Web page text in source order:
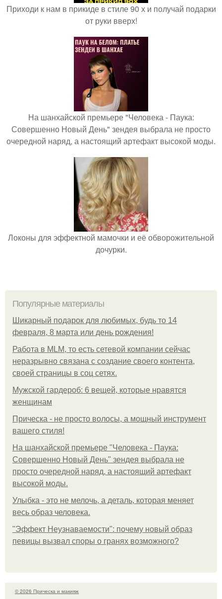
Приходи к нам в прикиде в стиле 90 х и получай подарки
от руки вверх!
На шанхайской премьере "Человека - Паука:
Совершенно Новый День" зендея выбрала не просто
очередной наряд, а настоящий артефакт высокой моды.
Локоны для эффектной мамочки и её обворожительной
дочурки.
Популярные материалы
Шикарный подарок для любимых, будь то 14
февраля, 8 марта или день рождения!
Работа в MLM, то есть сетевой компании сейчас
неразрывно связана с создание своего контента,
своей страницы в соц сетях.
Мужской гардероб: 6 вещей, которые нравятся
женщинам
Прическа - не просто волосы, а мощный инструмент
вашего стиля!
На шанхайской премьере "Человека - Паука:
Совершенно Новый День" зендея выбрала не
просто очередной наряд, а настоящий артефакт
высокой моды.
Улыбка - это не мелочь, а деталь, которая меняет
весь образ человека.
"Эффект Неузнаваемости": почему новый образ
певицы вызвал споры о гранях возможного?
© 2026 Прическа и макияж